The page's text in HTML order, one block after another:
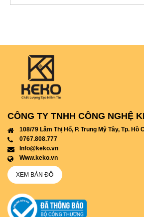
CÔNG TY TNHH CÔNG NGHỆ
108/79 Lâm Thị Hố, P. Trung Mỹ Tây, Tp. Hồ
0767.808.777
info@keko.vn
www.keko.vn
XEM BẢN ĐỒ